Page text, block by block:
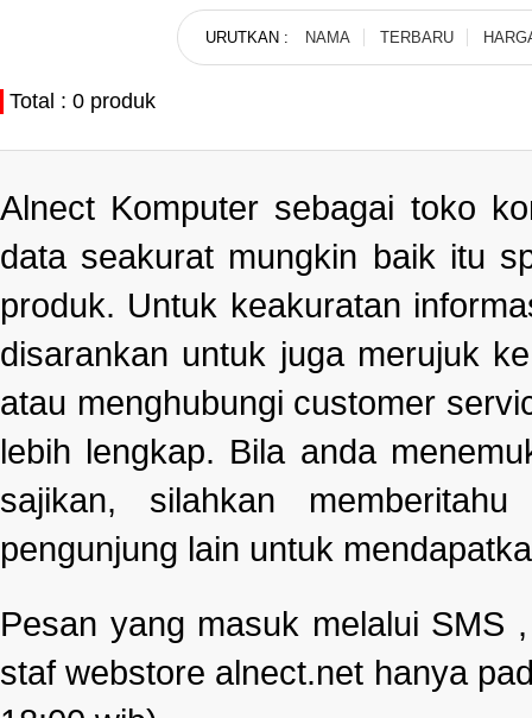
URUTKAN : NAMA TERBARU
Total : 0 produk
Alnect Komputer sebagai toko
data seakurat mungkin baik itu
produk. Untuk keakuratan
disarankan untuk juga merujuk
atau menghubungi customer
lebih lengkap. Bila anda
sajikan, silahkan
pengunjung lain untuk
Pesan yang masuk melalui SMS
staf webstore alnect.net hanya